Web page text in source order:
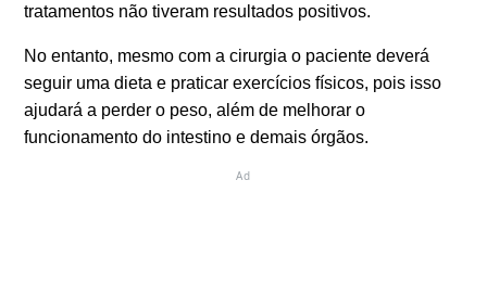
tratamentos não tiveram resultados positivos.
No entanto, mesmo com a cirurgia o paciente deverá
seguir uma dieta e praticar exercícios físicos, pois isso
ajudará a perder o peso, além de melhorar o
funcionamento do intestino e demais órgãos.
Ad